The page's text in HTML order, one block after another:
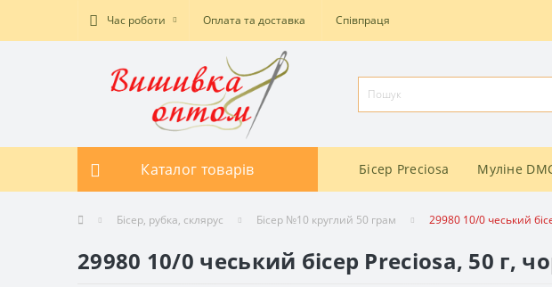
Час роботи Оплата та доставка Співпраця
Каталог товарів Бісер Preciosa Муліне
Бісер, рубка, склярус Бісер №10 круглий 50 грам 29980 10/0 чеський
29980 10/0 чеський бісер Preciosa, 50 г,